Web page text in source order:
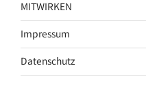
MITWIRKEN
Impressum
Datenschutz